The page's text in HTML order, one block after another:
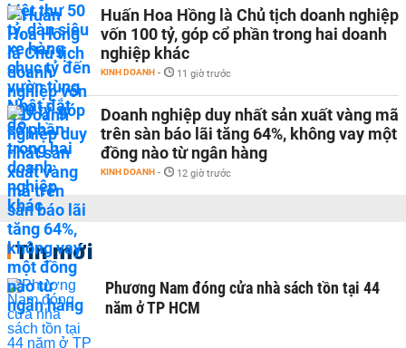
Huấn Hoa Hồng là Chủ tịch doanh nghiệp
vốn 100 tỷ, góp cổ phần trong hai doanh
nghiệp khác
KINH DOANH - 11 giờ trước
Doanh nghiệp duy nhất sản xuất vàng mã
trên sàn báo lãi tăng 64%, không vay một
đồng nào từ ngân hàng
KINH DOANH - 12 giờ trước
Tin mới
Phương Nam đóng cửa nhà sách tồn tại 44
năm ở TP HCM